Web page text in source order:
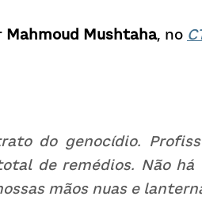
Mahmoud Mushtaha, no
do genocídio.
de remédios. Não
mãos nuas e